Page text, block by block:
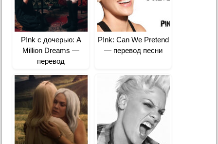
P!nk с дочерью: A
Million Dreams —
перевод
P!nk: Can We Pretend
— перевод песни